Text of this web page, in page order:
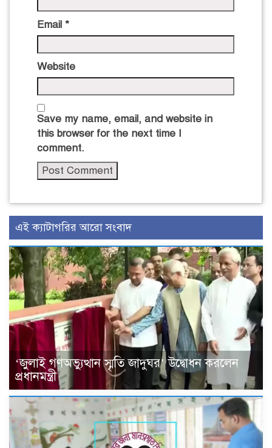
Email *
Website
Save my name, email, and website in
this browser for the next time I
comment.
এই ক্যাটাগরির আরো সংবাদ
‘জুলাই গণঅভ্যুত্থান স্মৃতি জাদুঘর’ উদ্বোধন করলেন
প্রধানমন্ত্রী